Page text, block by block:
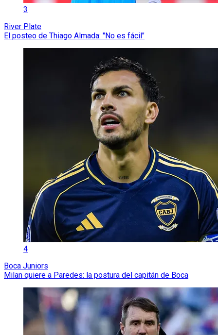
3
River Plate
El posteo de Thiago Almada: "No es fácil"
4
Boca Juniors
Milan quiere a Paredes: la postura del capitán de Boca